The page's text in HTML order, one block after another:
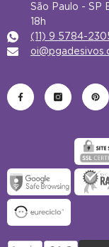
São Paulo - SP
18h
(11) 9 5784-